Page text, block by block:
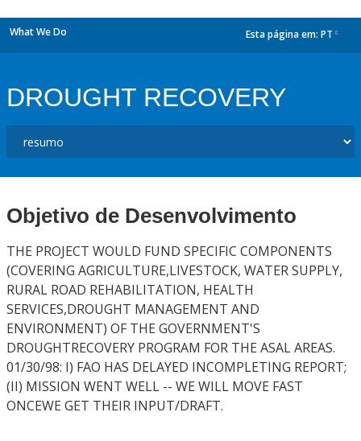
What We Do Esta página em: PT
DROUGHT RECOVERY
Objetivo de Desenvolvimento
THE PROJECT WOULD FUND SPECIFIC COMPONENTS
(COVERING AGRICULTURE,LIVESTOCK, WATER SUPPLY,
RURAL ROAD REHABILITATION, HEALTH
SERVICES,DROUGHT MANAGEMENT AND
ENVIRONMENT) OF THE GOVERNMENT'S
DROUGHTRECOVERY PROGRAM FOR THE ASAL AREAS.
01/30/98: I) FAO HAS DELAYED INCOMPLETING REPORT;
(II) MISSION WENT WELL -- WE WILL MOVE FAST
ONCEWE GET THEIR INPUT/DRAFT.